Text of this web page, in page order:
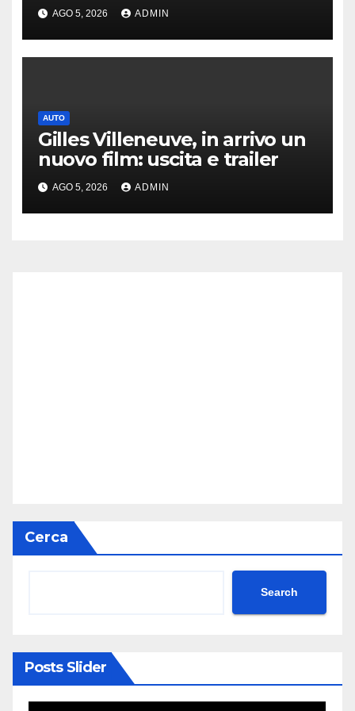
né interessi
AGO 5, 2026 ADMIN
AUTO
Gilles Villeneuve, in arrivo un
nuovo film: uscita e trailer
AGO 5, 2026 ADMIN
Cerca
Search
Posts Slider